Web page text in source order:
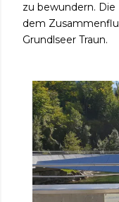
zu bewundern.
dem
Grundlseer Traun.